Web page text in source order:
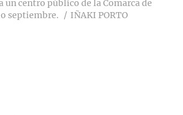
un centro público de la Comarca de
septiembre.
IÑAKI PORTO